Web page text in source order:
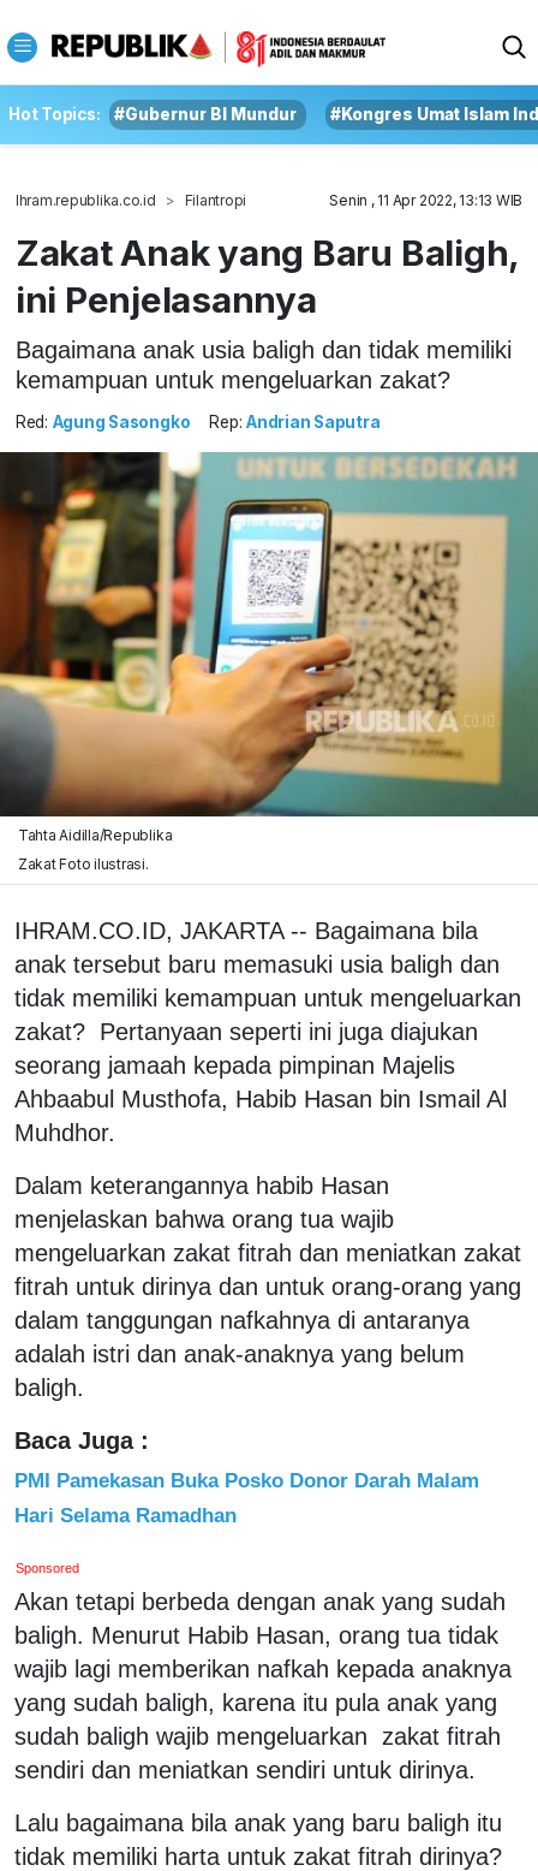
Hot Topics: #Gubernur BI Mundur #Kongres Umat Islam
Ihram.republika.co.id Filantropi Senin , 11 Apr 2022, 13:13 WIB
Zakat Anak yang Baru Baligh,
ini Penjelasannya
Bagaimana anak usia baligh dan tidak memiliki
kemampuan untuk mengeluarkan zakat?
Red: Agung Sasongko Rep: Andrian Saputra
Tahta Aidilla/Republika
Zakat Foto ilustrasi.
IHRAM.CO.ID, JAKARTA -- Bagaimana bila
anak tersebut baru memasuki usia baligh dan
tidak memiliki kemampuan untuk mengeluarkan
zakat? Pertanyaan seperti ini juga diajukan
seorang jamaah kepada pimpinan Majelis
Ahbaabul Musthofa, Habib Hasan bin Ismail Al
Muhdhor.
Dalam keterangannya habib Hasan
menjelaskan bahwa orang tua wajib
mengeluarkan zakat fitrah dan meniatkan zakat
fitrah untuk dirinya dan untuk orang-orang yang
dalam tanggungan nafkahnya di antaranya
adalah istri dan anak-anaknya yang belum
baligh.
Baca Juga :
PMI Pamekasan Buka Posko Donor Darah Malam
Hari Selama Ramadhan
Sponsored
Akan tetapi berbeda dengan anak yang sudah
baligh. Menurut Habib Hasan, orang tua tidak
wajib lagi memberikan nafkah kepada anaknya
yang sudah baligh, karena itu pula anak yang
sudah baligh wajib mengeluarkan zakat fitrah
sendiri dan meniatkan sendiri untuk dirinya.
Lalu bagaimana bila anak yang baru baligh itu
tidak memiliki harta untuk zakat fitrah dirinya?